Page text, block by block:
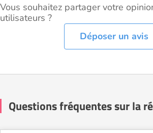
Vous souhaitez partager votre
utilisateurs ?
Déposer un avis
Questions fréquentes sur la